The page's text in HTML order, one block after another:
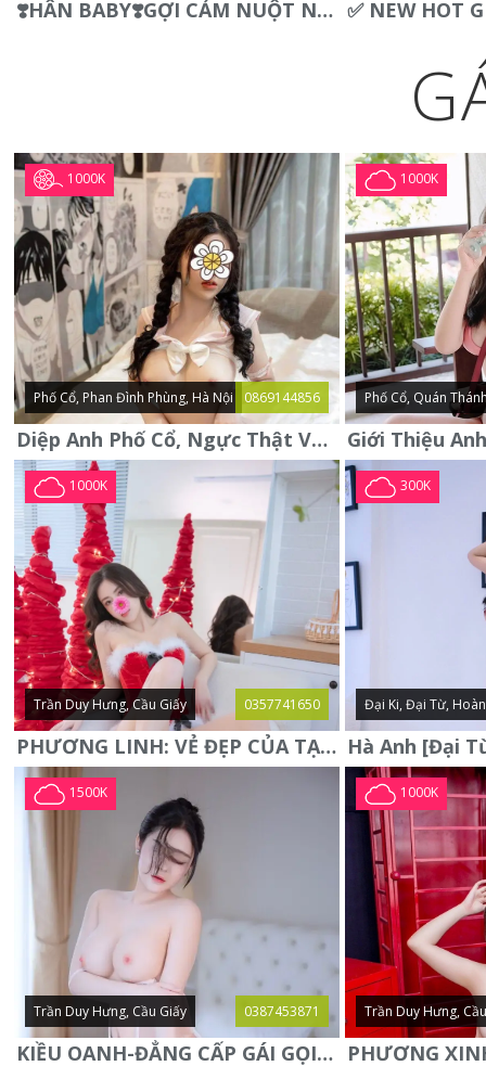
❣️HÂN BABY❣️GỢI CẢM NUỘT NÀ DÁNG SON XINH XINH QUYẾN RŨ
1000K
Phố Cổ, Phan Đình Phùng, Hà Nội 0869144856
Diệp Anh Phố Cổ, Ngực Thật Vú To Thơm Tho Quyến Rũ
1000K
Phố Cổ, Quán
1000K
Trần Duy Hưng, Cầu Giấy 0357741650
PHƯƠNG LINH: VẺ ĐẸP CỦA TẠO HÓA, XINH ĐẸP, SEXY, QUYỄN RŨ
300K
Đại Ki, Đại Từ,
1500K
Trần Duy Hưng, Cầu Giấy 0387453871
KIỀU OANH-ĐẲNG CẤP GÁI GỌI XINH SANG-NGOAN NGOÃN
1000K
Trần Duy Hưng,